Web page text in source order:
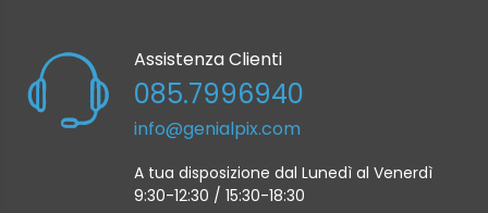
Assistenza Clienti
085.7996940
info@genialpix.com
A tua disposizione dal Lunedì al Venerdì
9:30-12:30 / 15:30-18:30